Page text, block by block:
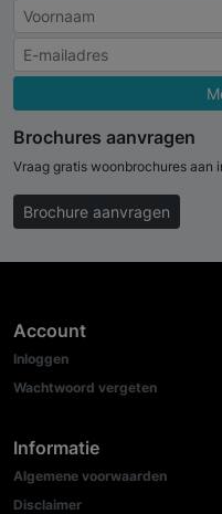
Brochures aanvragen
Vraag gratis woonbrochures aan
Brochure aanvragen
Account
Inloggen
Wachtwoord vergeten
Informatie
Algemene voorwaarden
Disclaimer